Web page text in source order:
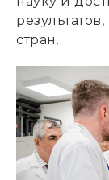
стран.